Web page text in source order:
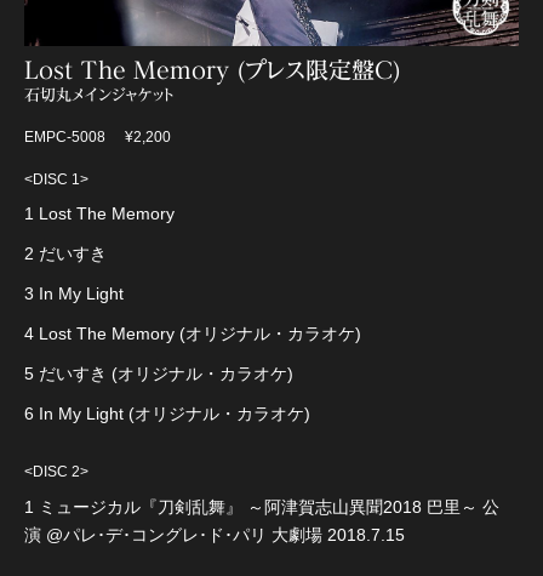
Lost The Memory (プレス限定盤C)
石切丸メインジャケット
EMPC-5008 ¥2,200
<DISC 1>
1 Lost The Memory
2 だいすき
3 In My Light
4 Lost The Memory (オリジナル・カラオケ)
5 だいすき (オリジナル・カラオケ)
6 In My Light (オリジナル・カラオケ)
<DISC 2>
1 ミュージカル『刀剣乱舞』 ～阿津賀志山異聞2018 巴里～ 公
演 @パレ･デ･コングレ･ド･パリ 大劇場 2018.7.15